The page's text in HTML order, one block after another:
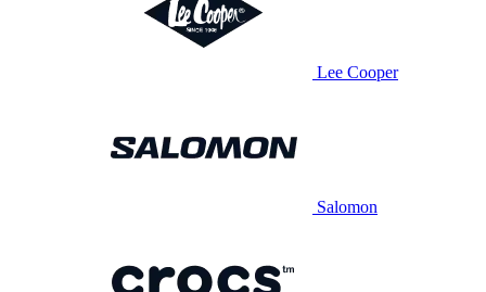
Lee Cooper
Salomon